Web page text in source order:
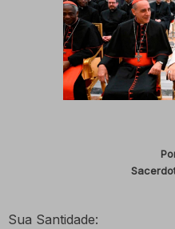
Sua Santidade: